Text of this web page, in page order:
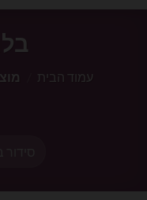
עמוד הבית